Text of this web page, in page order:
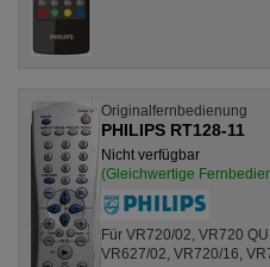
Originalfernbedienung
PHILIPS RT128-11
Nicht verfügbar
(Gleichwertige
Für VR720/02, VR720
VR627/02, VR720/16,